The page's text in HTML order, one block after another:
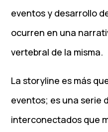
eventos y desarrollo
ocurren en una
vertebral de la misma.
La storyline es más
eventos; es una serie
interconectados que